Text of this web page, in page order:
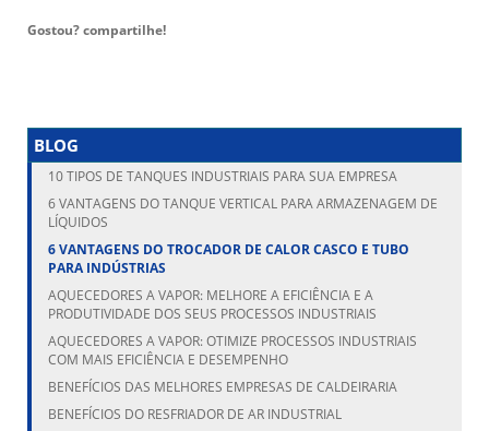
Gostou? compartilhe!
BLOG
10 TIPOS DE TANQUES INDUSTRIAIS PARA SUA EMPRESA
6 VANTAGENS DO TANQUE VERTICAL PARA ARMAZENAGEM DE
LÍQUIDOS
6 VANTAGENS DO TROCADOR DE CALOR CASCO E TUBO
PARA INDÚSTRIAS
AQUECEDORES A VAPOR: MELHORE A EFICIÊNCIA E A
PRODUTIVIDADE DOS SEUS PROCESSOS INDUSTRIAIS
AQUECEDORES A VAPOR: OTIMIZE PROCESSOS INDUSTRIAIS
COM MAIS EFICIÊNCIA E DESEMPENHO
BENEFÍCIOS DAS MELHORES EMPRESAS DE CALDEIRARIA
BENEFÍCIOS DO RESFRIADOR DE AR INDUSTRIAL